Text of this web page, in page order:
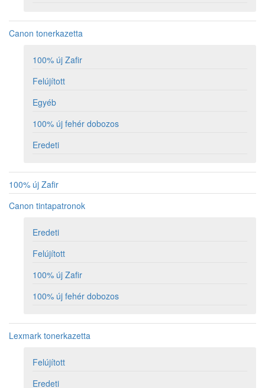
Canon tonerkazetta
100% új Zafir
Felújított
Egyéb
100% új fehér dobozos
Eredeti
100% új Zafir
Canon tintapatronok
Eredeti
Felújított
100% új Zafir
100% új fehér dobozos
Lexmark tonerkazetta
Felújított
Eredeti